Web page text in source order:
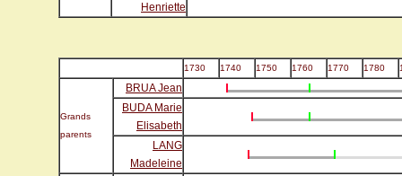
Henriette
1730 1740 1750 1760 1770 1780
Grands
parents
BRUA Jean
BUDA Marie
Elisabeth
LANG
Madeleine